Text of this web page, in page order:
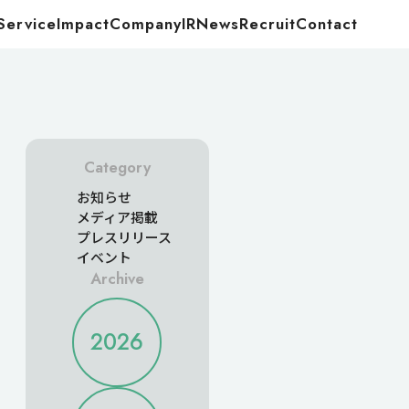
ImpactCompanyIRNewsRecruitContact
Category
お知らせ
メディア掲載
プレスリリース
イベント
Archive
2026